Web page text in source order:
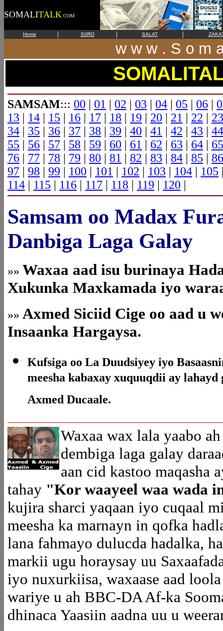
SOMALITALK .COM
Home | SIIRO | SALAT |
w w w . S o m
SAMSAM::: 00 | 01 | 02 | 03 | 04 | 05 | 06 |
13 | 14 | 15 | 16 | 17 | 18 | 19 | 20 | 21 | 22 | 23
34 | 35 | 36 | 37 | 38 | 39 | 40 | 41 | 42 | 43 | 44
55 | 56 | 57 | 58 | 59 | 60 | 61 | 62 | 63 | 64 | 65
76 | 77 | 78 | 79 | 80 | 81 | 82 | 83 | 84 | 85 | 86
97 | 98 | 99 | 100 | 101 | 102 | 103 | 104 | 105
114 | 115 | 116 | 117 | 118 | 119 | 120 |
Samsam oo Madax
Danbiga Laga Galay
»» Waxaa aad isu burinaya
Xukunka Maxkamada iyo
»» Axmed Siciid Cige oo aad u
Insaanka Hargaysa.
Kufsiga oo La Duudsiyey iyo
meesha kabaxay xuquuqdii ay
Axmed Ducaale.
Waxaa wax lala yaabo
dembiga laga galay
aan cid kastoo maqasha
tahay "Kor waayeel waa wada
kujira sharci yaqaan iyo cuqaal
meesha ka marnayn in qofka
lana fahmayo dulucda hadalka,
markii ugu horaysay uu
iyo nuxurkiisa, waxaase aad
wariye u ah BBC-DA Af-ka
dhinaca Yaasiin aadna uu u